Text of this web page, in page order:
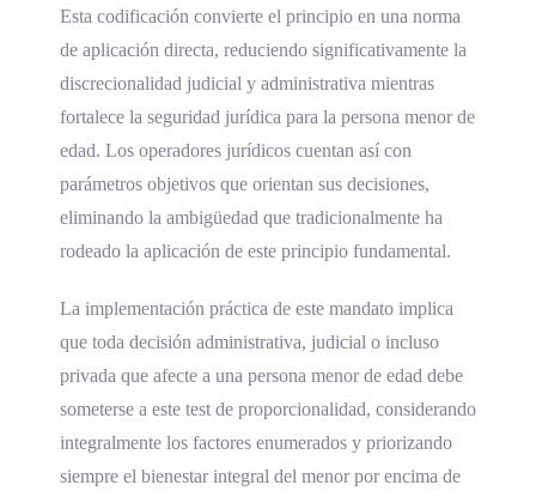
Esta codificación convierte el principio en una norma
de aplicación directa, reduciendo significativamente la
discrecionalidad judicial y administrativa mientras
fortalece la seguridad jurídica para la persona menor de
edad. Los operadores jurídicos cuentan así con
parámetros objetivos que orientan sus decisiones,
eliminando la ambigüedad que tradicionalmente ha
rodeado la aplicación de este principio fundamental.
La implementación práctica de este mandato implica
que toda decisión administrativa, judicial o incluso
privada que afecte a una persona menor de edad debe
someterse a este test de proporcionalidad, considerando
integralmente los factores enumerados y priorizando
siempre el bienestar integral del menor por encima de